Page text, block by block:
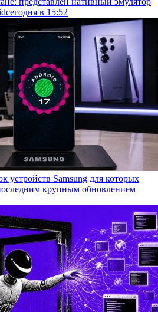
сегодня в 15:52
устройств Samsung для которых
крупным обновлением